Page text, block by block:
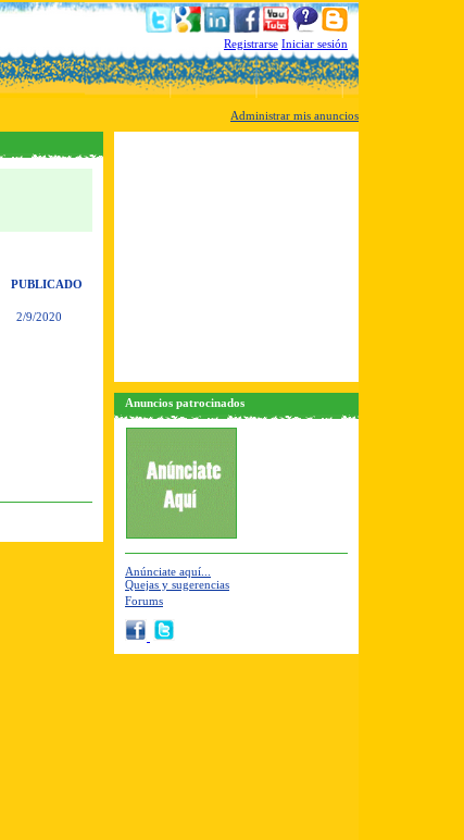
Registrarse Iniciar sesión
Administrar mis anuncios
PUBLICADO
2/9/2020
Anuncios patrocinados
Anúnciate aquí...
Quejas y sugerencias
Forums